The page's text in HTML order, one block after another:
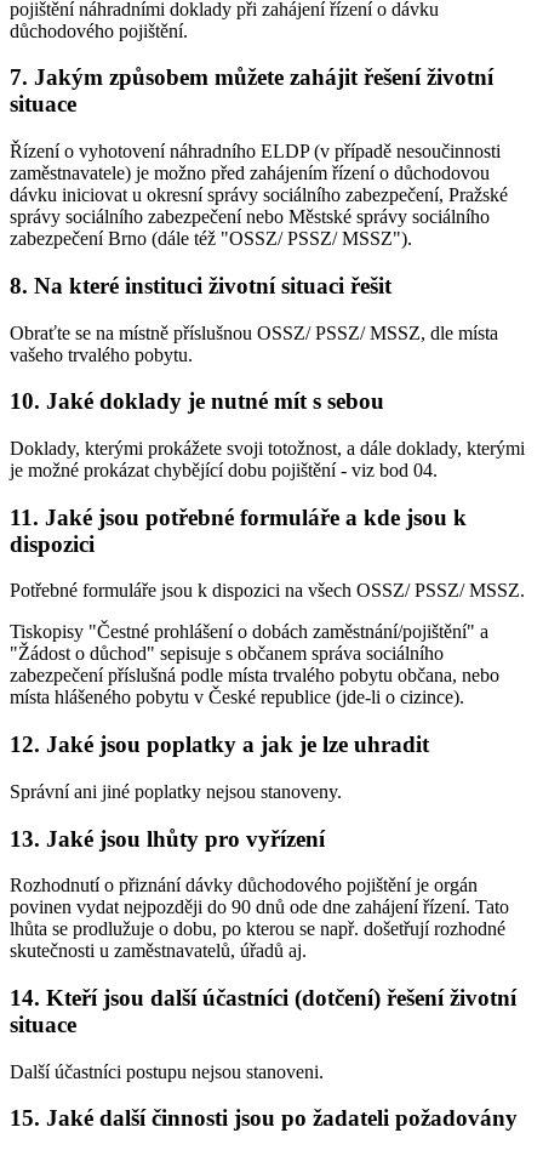
pojištění náhradními doklady při zahájení řízení o dávku
důchodového pojištění.
7. Jakým způsobem můžete zahájit řešení životní
situace
Řízení o vyhotovení náhradního ELDP (v případě nesoučinnosti
zaměstnavatele) je možno před zahájením řízení o důchodovou
dávku iniciovat u okresní správy sociálního zabezpečení, Pražské
správy sociálního zabezpečení nebo Městské správy sociálního
zabezpečení Brno (dále též "OSSZ/ PSSZ/ MSSZ").
8. Na které instituci životní situaci řešit
Obraťte se na místně příslušnou OSSZ/ PSSZ/ MSSZ, dle místa
vašeho trvalého pobytu.
10. Jaké doklady je nutné mít s sebou
Doklady, kterými prokážete svoji totožnost, a dále doklady, kterými
je možné prokázat chybějící dobu pojištění - viz bod 04.
11. Jaké jsou potřebné formuláře a kde jsou k
dispozici
Potřebné formuláře jsou k dispozici na všech OSSZ/ PSSZ/ MSSZ.
Tiskopisy "Čestné prohlášení o dobách zaměstnání/pojištění" a
"Žádost o důchod" sepisuje s občanem správa sociálního
zabezpečení příslušná podle místa trvalého pobytu občana, nebo
místa hlášeného pobytu v České republice (jde-li o cizince).
12. Jaké jsou poplatky a jak je lze uhradit
Správní ani jiné poplatky nejsou stanoveny.
13. Jaké jsou lhůty pro vyřízení
Rozhodnutí o přiznání dávky důchodového pojištění je orgán
povinen vydat nejpozději do 90 dnů ode dne zahájení řízení. Tato
lhůta se prodlužuje o dobu, po kterou se např. došetřují rozhodné
skutečnosti u zaměstnavatelů, úřadů aj.
14. Kteří jsou další účastníci (dotčení) řešení životní
situace
Další účastníci postupu nejsou stanoveni.
15. Jaké další činnosti jsou po žadateli požadovány